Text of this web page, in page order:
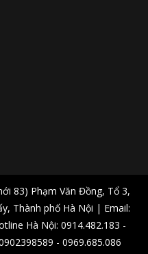
83) Phạm Văn Đồng, Tổ 3,
Thành phố Hà Nội | Email:
Hà Nội: 0914.482.183 -
- 0969.685.086